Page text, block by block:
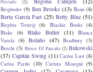
Preciado
(2)
Beigbeder (9) Ben Brooks (13) Benn (8)
Berta García Faet (25) Betty Blue (51)
Birgitta Trotzig (6) Blackie Books (4)
Blake
(6) Blake Butler (11)
Blanca
Varela
(8) Bolaño (47) Bradbury (3)
Brecht (3) Breece DJ Pancake (2) Bukowski
(37) Capitán Swing (11) Carlos Lust (8)
Carlos Pardo (10) Carlota Moseguí (9)